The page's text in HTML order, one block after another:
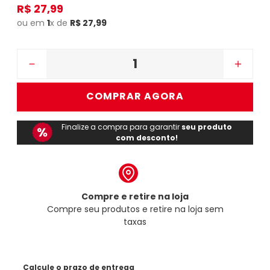
R$ 27,99
ou em 1x de R$ 27,99
＋
－
COMPRAR AGORA
Finalize a compra para garantir seu produto
com desconto!
Compre e retire na loja
Compre seu produtos e retire na loja sem
taxas